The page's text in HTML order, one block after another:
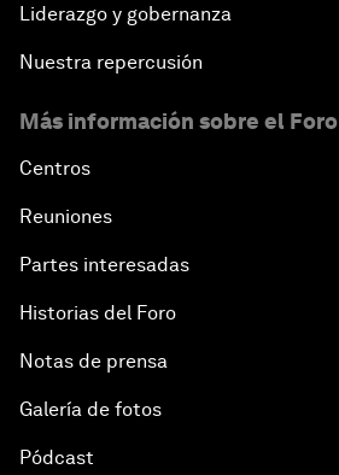
Liderazgo y gobernanza
Nuestra repercusión
Más información sobre el Foro
Centros
Reuniones
Partes interesadas
Historias del Foro
Notas de prensa
Galería de fotos
Pódcast